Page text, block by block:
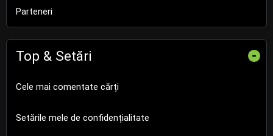
Parteneri
Top & Setări -
Cele mai comentate cărți
Setările mele de confidențialitate